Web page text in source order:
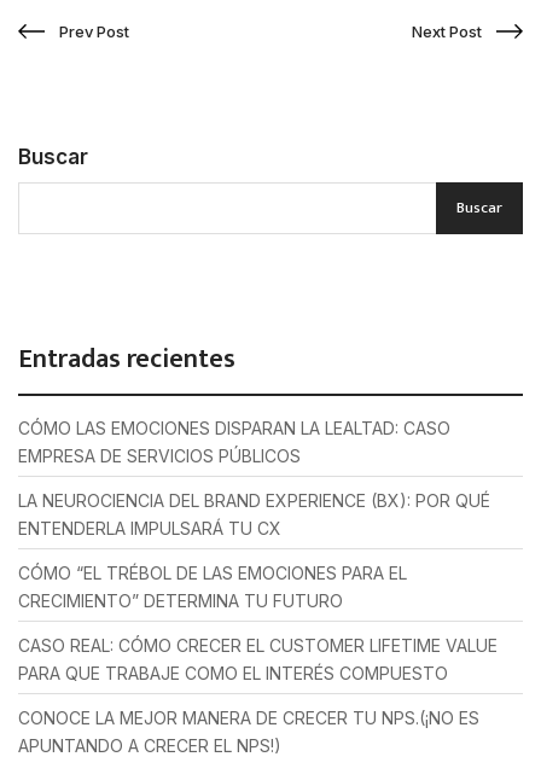
Prev Post Next Post
Buscar
Buscar
Entradas recientes
CÓMO LAS EMOCIONES DISPARAN LA LEALTAD: CASO
EMPRESA DE SERVICIOS PÚBLICOS
LA NEUROCIENCIA DEL BRAND EXPERIENCE (BX): POR QUÉ
ENTENDERLA IMPULSARÁ TU CX
CÓMO “EL TRÉBOL DE LAS EMOCIONES PARA EL
CRECIMIENTO” DETERMINA TU FUTURO
CASO REAL: CÓMO CRECER EL CUSTOMER LIFETIME VALUE
PARA QUE TRABAJE COMO EL INTERÉS COMPUESTO
CONOCE LA MEJOR MANERA DE CRECER TU NPS.(¡NO ES
APUNTANDO A CRECER EL NPS!)